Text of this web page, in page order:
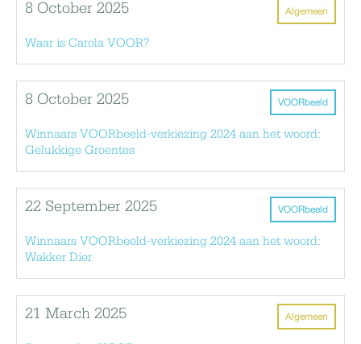
Algemeen
8 October 2025
Waar is Carola VOOR?
VOORbeeld
8 October 2025
Winnaars VOORbeeld-verkiezing 2024 aan het woord:
Gelukkige Groentes
VOORbeeld
22 September 2025
Winnaars VOORbeeld-verkiezing 2024 aan het woord:
Wakker Dier
Algemeen
21 March 2025